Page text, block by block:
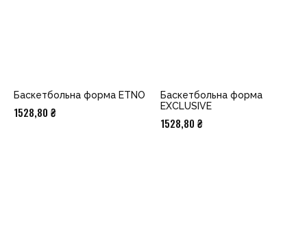
Баскетбольна форма ETNO
1528,80 ₴
Баскетбольна форма
EXCLUSIVE
1528,80 ₴